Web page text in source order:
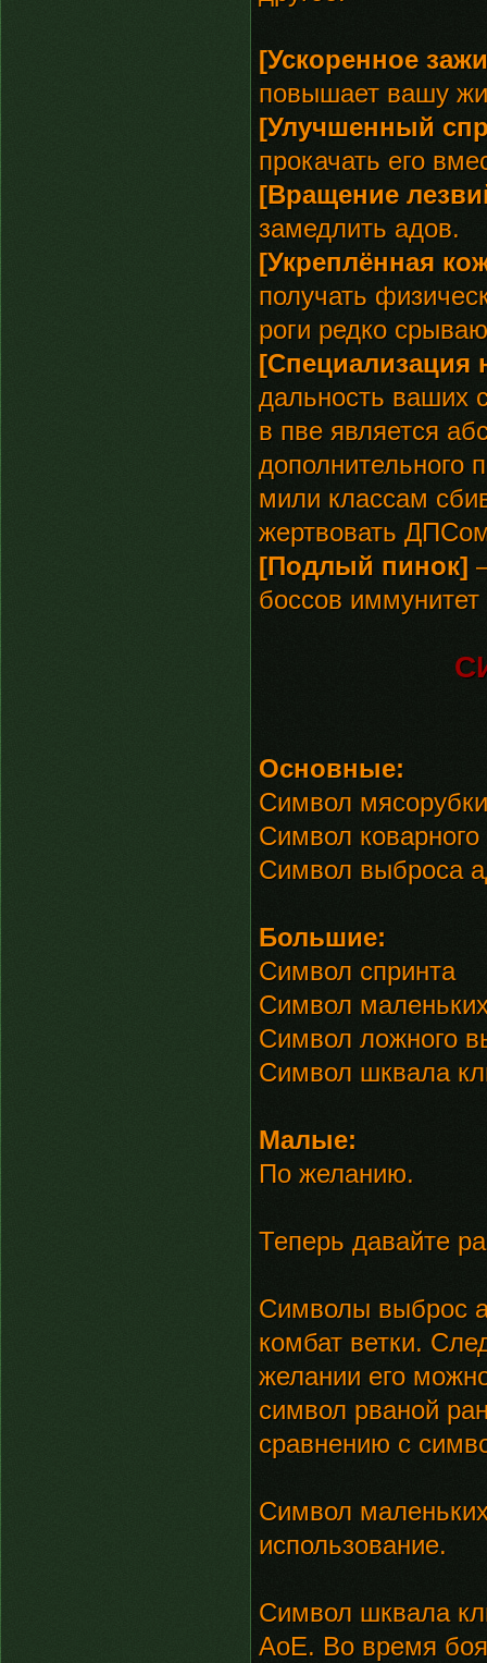
[Ускоренное
повышает вашу
[Улучшенный
прокачать его
[Вращение
замедлить адов.
[Укреплённая
получать
роги редко
[Специализация
дальность ваших
в пве является
дополнительного
мили классам
жертвовать
[Подлый пинок]
боссов иммунитет
Основные:
Символ мясорубки
Символ коварного
Символ выброса
Большие:
Символ спринта
Символ
Символ ложного
Символ шквала
Малые:
По желанию.
Теперь давайте
Символы выброс
комбат ветки.
желании его
символ рваной
сравнению с
Символ
использование.
Символ шквала
АоЕ. Во время боя